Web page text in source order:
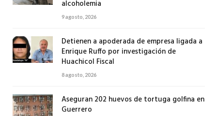
alcoholemia
9 agosto, 2026
Detienen a apoderada de empresa ligada a
Enrique Ruffo por investigación de
Huachicol Fiscal
8 agosto, 2026
Aseguran 202 huevos de tortuga golfina en
Guerrero